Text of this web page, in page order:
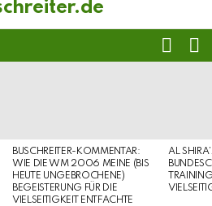
BUSCHREITER-KOMMENTAR:
WIE DIE WM 2006 MEINE (BIS
HEUTE UNGEBROCHENE)
BEGEISTERUNG FÜR DIE
VIELSEITIGKEIT ENTFACHTE
AL